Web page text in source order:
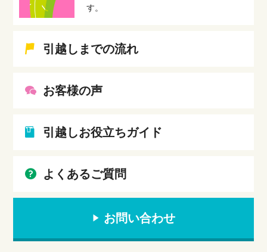
す。
引越しまでの流れ
お客様の声
引越しお役立ちガイド
よくあるご質問
お問い合わせ